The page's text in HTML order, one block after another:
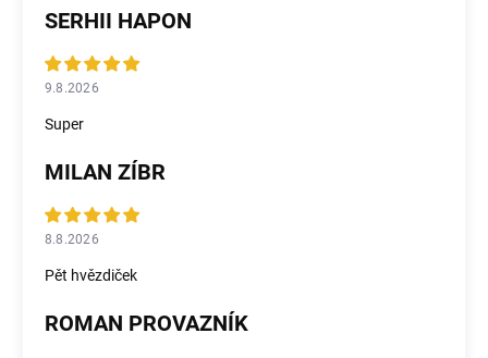
SERHII HAPON
9.8.2026
Super
MILAN ZÍBR
8.8.2026
Pět hvězdiček
ROMAN PROVAZNÍK